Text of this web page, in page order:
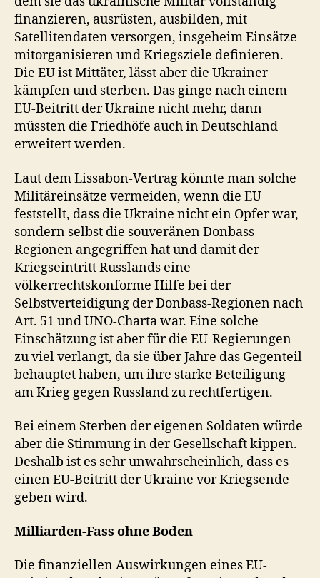
finanzieren, ausrüsten, ausbilden, mit
Satellitendaten versorgen, insgeheim Einsätze
mitorganisieren und Kriegsziele definieren.
Die EU ist Mittäter, lässt aber die Ukrainer
kämpfen und sterben. Das ginge nach einem
EU-Beitritt der Ukraine nicht mehr, dann
müssten die Friedhöfe auch in Deutschland
erweitert werden.
Laut dem Lissabon-Vertrag könnte man solche
Militäreinsätze vermeiden, wenn die EU
feststellt, dass die Ukraine nicht ein Opfer war,
sondern selbst die souveränen Donbass-
Regionen angegriffen hat und damit der
Kriegseintritt Russlands eine
völkerrechtskonforme Hilfe bei der
Selbstverteidigung der Donbass-Regionen nach
Art. 51 und UNO-Charta war. Eine solche
Einschätzung ist aber für die EU-Regierungen
zu viel verlangt, da sie über Jahre das Gegenteil
behauptet haben, um ihre starke Beteiligung
am Krieg gegen Russland zu rechtfertigen.
Bei einem Sterben der eigenen Soldaten würde
aber die Stimmung in der Gesellschaft kippen.
Deshalb ist es sehr unwahrscheinlich, dass es
einen EU-Beitritt der Ukraine vor Kriegsende
geben wird.
Milliarden-Fass ohne Boden
Die finanziellen Auswirkungen eines EU-